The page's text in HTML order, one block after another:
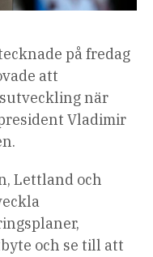
på fredag
att
när
Vladimir
Lettland och
och se till att